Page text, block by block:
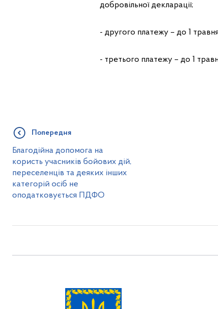
добровільної декларації;
- другого платежу – до 1
- третього платежу – до 1
Попередня
Благодійна допомога на
користь учасників бойових дій,
переселенців та деяких інших
категорій осіб не
оподатковується ПДФО